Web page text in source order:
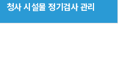
청사 시설물 정기검사 관리